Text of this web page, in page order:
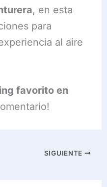
, en esta
para
al aire
favorito en
SIGUIENTE